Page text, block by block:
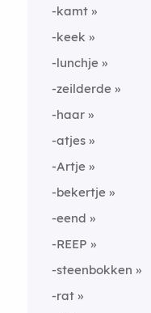
-kamt
-keek
-lunchje
-zeilderde
-haar
-atjes
-Artje
-bekertje
-eend
-REEP
-steenbokken
-rat